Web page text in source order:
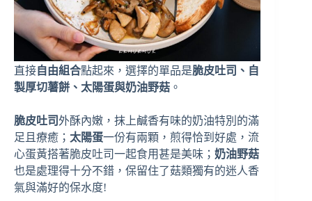
直接自由組合點起來，選擇的單品是脆皮吐司、自
製厚切薯餅、太陽蛋與奶油野菇 。
脆皮吐司外酥內嫩，抹上鹹香有味的奶油特別的滿
足且療癒； 太陽蛋一份有兩顆，煎得恰到好處，流
心蛋黃搭著脆皮吐司一起食用甚是美味； 奶油野菇
也是處理得十分不錯，保留住了菇類獨有的迷人香
氣與滿好的保水度!